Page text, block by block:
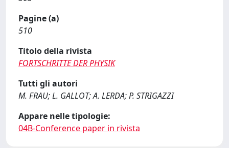
Pagine (a)
510
Titolo della rivista
FORTSCHRITTE DER PHYSIK
Tutti gli autori
M. FRAU; L. GALLOT; A. LERDA; P. STRIGAZZI
Appare nelle tipologie:
04B-Conference paper in rivista